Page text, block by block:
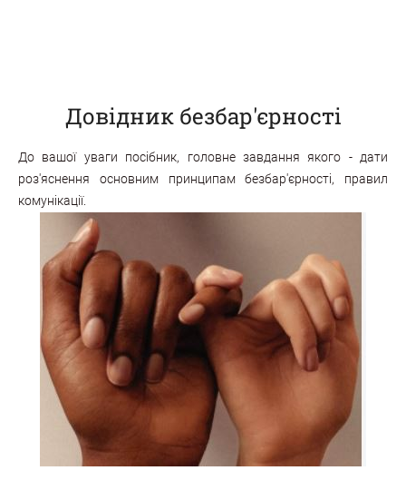
Довідник безбар'єрності
До вашої уваги посібник, головне завдання якого - дати
роз'яснення основним принципам безбар'єрності, правил
комунікації.